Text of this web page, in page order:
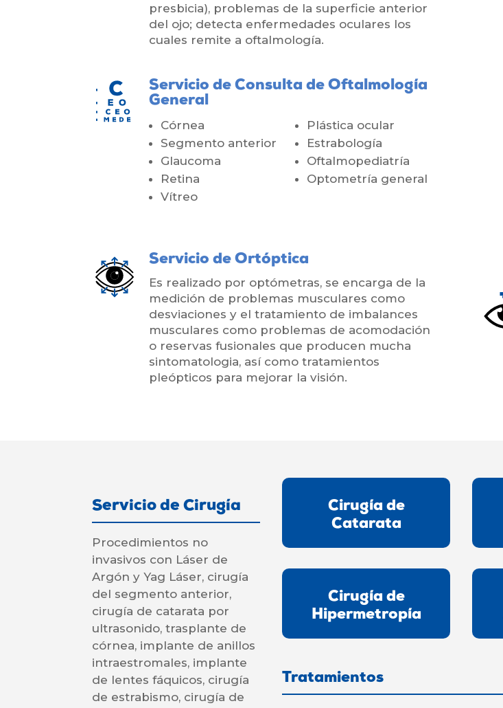
presbicia), problemas de la superficie anterior
del ojo; detecta enfermedades oculares los
cuales remite a oftalmología.
Servicio de Consulta de Oftalmología
General
Córnea
Segmento anterior
Glaucoma
Retina
Vítreo
Plástica ocular
Estrabología
Oftalmopediatría
Optometría general
Servicio de Ortóptica
Es realizado por optómetras, se encarga de la
medición de problemas musculares como
desviaciones y el tratamiento de imbalances
musculares como problemas de acomodación
o reservas fusionales que producen mucha
sintomatologia, así como tratamientos
pleópticos para mejorar la visión.
Servicio de Cirugía
Procedimientos no
invasivos con Láser de
Argón y Yag Láser, cirugía
del segmento anterior,
cirugía de catarata por
ultrasonido, trasplante de
córnea, implante de anillos
intraestromales, implante
de lentes fáquicos, cirugía
de estrabismo, cirugía de
Cirugía de
Catarata
Cirugía de
Hipermetropía
Tratamientos